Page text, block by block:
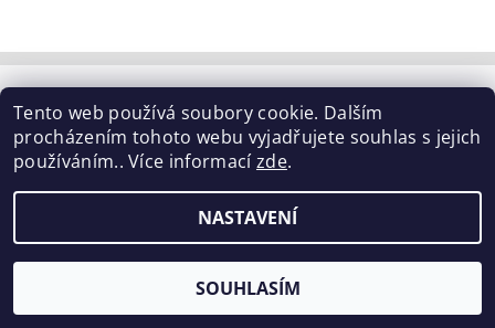
Tabulka velikostí | Doprava a Platba | Blog
Podmínky ochrany osobních údajů | Obchodní podmínky
Výměna / vrácení zboží
ELISEN, všechna práva vyhrazena
Vytvořil Shoptet
Tento web používá soubory cookie. Dalším
procházením tohoto webu vyjadřujete souhlas s jejich
používáním.. Více informacízde.
NASTAVENÍ
SOUHLASÍM